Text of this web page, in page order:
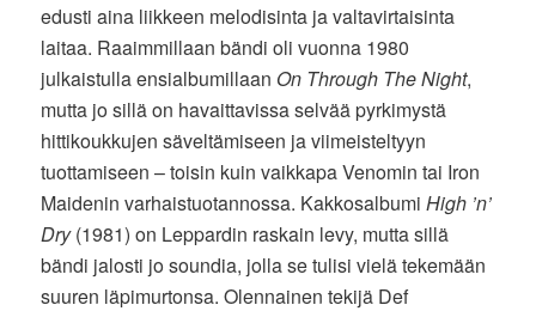
edusti aina liikkeen melodisinta ja valtavirtaisinta
laitaa. Raaimmillaan bändi oli vuonna 1980
julkaistulla ensialbumillaan On Through The Night,
mutta jo sillä on havaittavissa selvää pyrkimystä
hittikoukkujen säveltämiseen ja viimeisteltyyn
tuottamiseen – toisin kuin vaikkapa Venomin tai Iron
Maidenin varhaistuotannossa. KakkosalbumiHigh ’n’
Dry(1981) on Leppardin raskain levy, mutta sillä
bändi jalosti jo soundia, jolla se tulisi vielä tekemään
suuren läpimurtonsa. Olennainen tekijä Def